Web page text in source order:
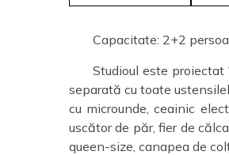
Capacitate: 2+2
Studioul este
separată cu toate
cu microunde, ceainic
uscător de păr, fier de
queen-size, canapea de